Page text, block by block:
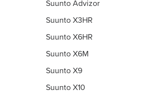
Suunto Advizor
Suunto X3HR
Suunto X6HR
Suunto X6M
Suunto X9
Suunto X10